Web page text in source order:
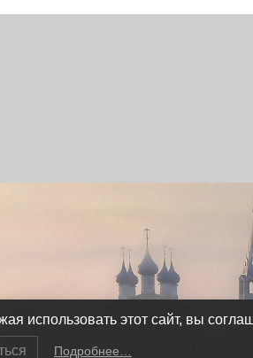
использовать этот сайт, вы
Подробнее…